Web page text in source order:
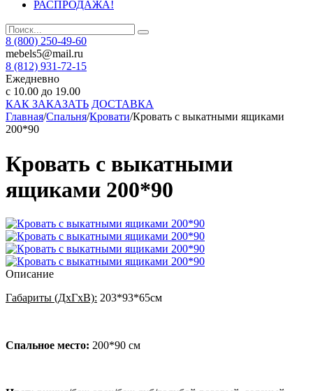
РАСПРОДАЖА!
8 (800) 250-49-60
mebels5@mail.ru
8 (812) 931-72-15
Ежедневно
с 10.00 до 19.00
КАК ЗАКАЗАТЬ ДОСТАВКА
Главная/Спальня/Кровати/Кровать с выкатными ящиками
200*90
Кровать с выкатными
ящиками 200*90
Описание
Габариты (ДxГxВ): 203*93*65см
Спальное место: 200*90 см